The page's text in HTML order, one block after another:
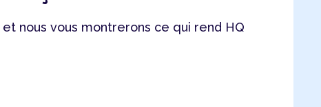
nous vous montrerons ce qui rend HQ